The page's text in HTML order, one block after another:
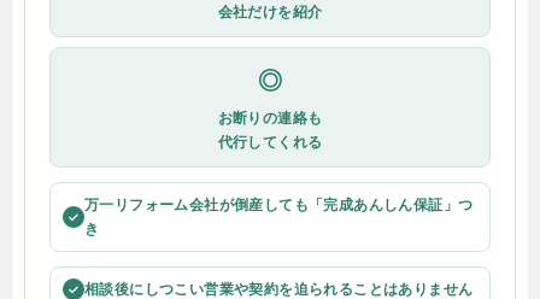
会社だけを紹介
◎
お断りの連絡も
代行してくれる
✓
万一リフォーム会社が倒産しても「完成あんしん保証」つ
き
✓ 相談後にしつこい営業や契約を迫られることはありません